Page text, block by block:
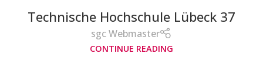
Technische Hochschule Lübeck 37
sgc Webmaster
CONTINUE READING